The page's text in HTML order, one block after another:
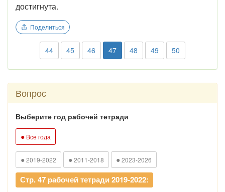
достигнута.
Поделиться
44 45 46 47 48 49 50
Вопрос
Выберите год рабочей тетради
● Все года
● 2019-2022 ● 2011-2018 ● 2023-2026
Стр. 47 рабочей тетради 2019-2022: